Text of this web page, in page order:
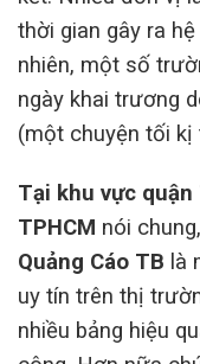
thời gian gây ra
nhiên, một số
ngày khai trương
(một chuyện tối kị
Tại khu vực
TPHCM nói chung,
Quảng Cáo TB là
uy tín trên thị
nhiều bảng hiệu